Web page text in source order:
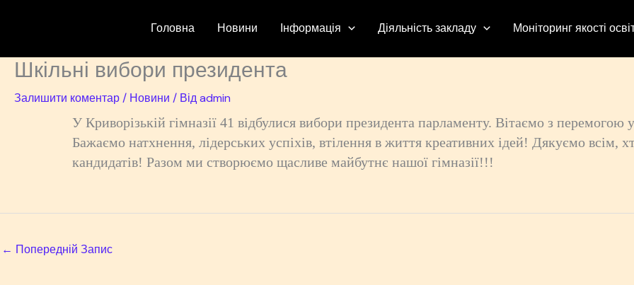
Головна Новини Інформація Діяльність закладу Моніторинг якості
Шкільні вибори президента
Залишити коментар / Новини / Відadmin
У Криворізькій гімназії 41 відбулися вибори президента парламенту. Вітаємо з
Бажаємо натхнення, лідерських успіхів, втілення в життя креативних ідей! Дякуємо всім,
кандидатів! Разом ми створюємо щасливе майбутнє нашої гімназії!!!
← Попередній Запис